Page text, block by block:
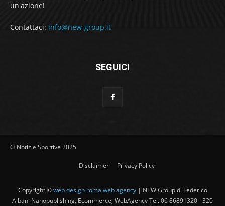
un'azione!
Contattaci: info@new-group.it
SEGUICI
© Notizie Sportive 2025
Disclaimer Privacy Policy
Copyright ©web design roma web agency| NEW Group di Federico
Albani Nanopublishing, Ecommerce, WebAgency Tel. 06 86891320 - 320